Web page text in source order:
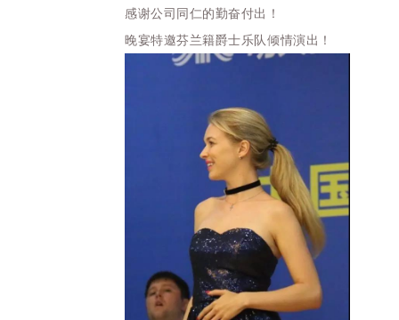
感谢公司同仁的勤奋付出！
晚宴特邀芬兰籍爵士乐队倾情演出！